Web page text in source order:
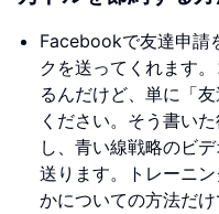
Facebookで友達申請
クを送ってくれます
るんだけど、単に「
ください。そう書い
し、青い線戦略のビ
送ります。トレーニ
かについての方法だけ